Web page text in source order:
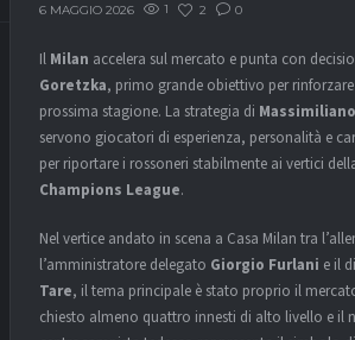
6 MAGGIO 2026 1 2 0
Il Milan accelera sul mercato e punta con
Goretzka, primo grande obiettivo per rinforzare
prossima stagione. La strategia di
servono giocatori di esperienza, personalità e
per riportare i rossoneri stabilmente ai vertici
Champions League.
Nel vertice andato in scena a Casa Milan tra
l’amministratore delegato Giorgio Furlani e il
Tare, il tema principale è stato proprio il mercato
chiesto almeno quattro innesti di alto livello e il